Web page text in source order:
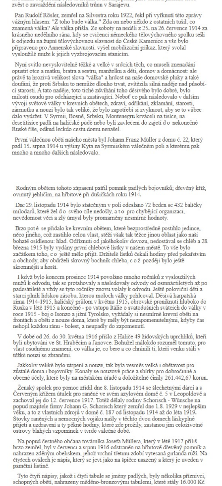
Pomník obětem válek v Mirošovicích
Hrob vojáků Rudé armády na hřbitově v
Račicích
Hrob Jiřího Dovhomilji na hřbitově v
Račicích
Hrob Antonína Medáčka na hřbitově v
Račicích
Hrob Josefa Moravce a Miroslava Moravce
na hřbitově v Dobříni
Pomník obětem válek na hřbitově v Dobříni
Pamětní deska Giuseppe Capella na
hřbitově v Lužici
Kenotaf Emila Miksche na hřbitově v Lužici
Kenotaf Antonína Krause na hřbitově v
Lužici
Pomník vojákům Rudé armády na hřbitově
v Kozlech
Pamětní deska pochodu smrti v Saupsdorfu
Pomník obětem 2. světové války v parku
Walthera von der Vogelweide v Duchcově
Památník obětem holokaustu v Lipové ulici
v Duchcově
Pomník obětem válek v Jeníkově
Pamětní deska obětem 1. světové války na
kapli Panny Marie v Lahošti
Pomník obětem 2. světové války v parku v
Mikulášovicích
Pomník obětem bombardování 8. 5. 1945 v
ulici U Plovárny ve Frýdlantu
Pamětní deska Rumburské vzpoury na
Základní škole Tyršova v Rumburku